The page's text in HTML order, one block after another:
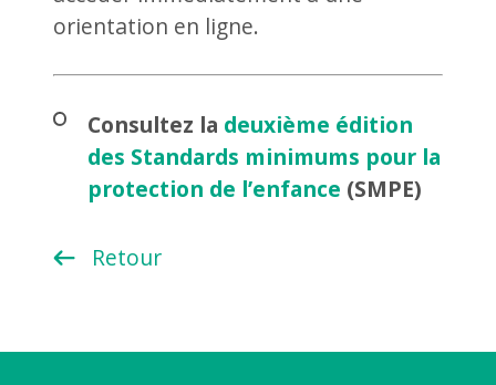
orientation en ligne.
Consultez la deuxième édition
des Standards minimums pour la
protection de l’enfance (SMPE)
Retour